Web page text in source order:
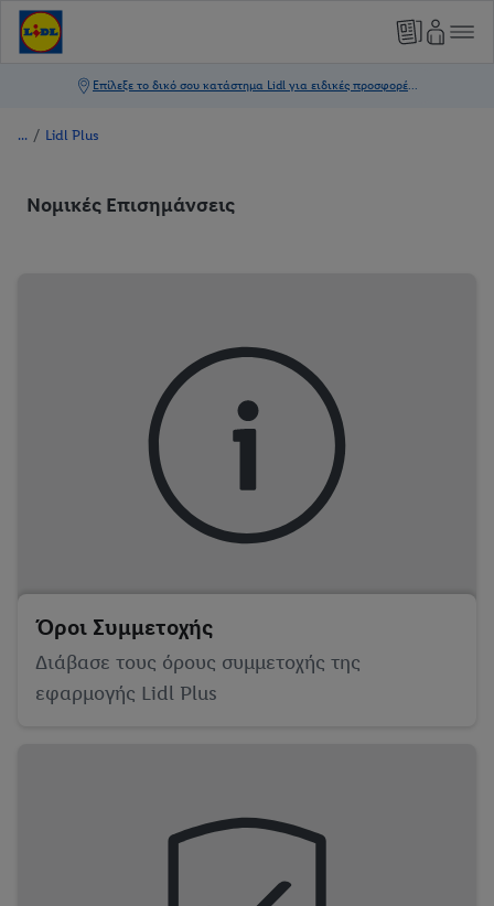
/ Lidl Plus
Νομικές Επισημάνσεις
Όροι Συμμετοχής
Διάβασε τους όρους συμμετοχής της
εφαρμογής Lidl Plus